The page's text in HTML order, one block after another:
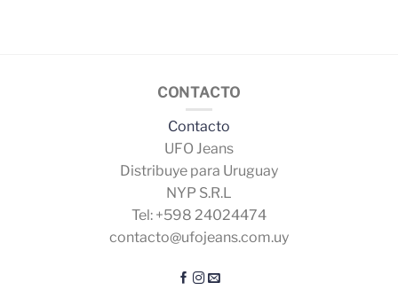
CONTACTO
Contacto
UFO Jeans
Distribuye para Uruguay
NYP S.R.L
Tel: +598 24024474
contacto@ufojeans.com.uy